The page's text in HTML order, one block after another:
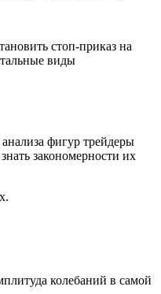
стоп-приказ на
виды
фигур трейдеры
закономерности их
колебаний в самой